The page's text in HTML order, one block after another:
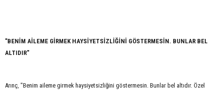
"BENİM AİLEME GİRMEK HAYSİYETSİZLİĞİNİ GÖSTERMESİN. BUNLAR BEL
ALTIDIR"
Arınç, "Benim aileme girmek haysiyetsizliğini göstermesin. Bunlar bel altıdır. Özel